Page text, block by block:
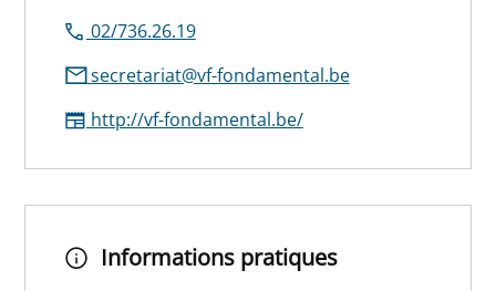
02/736.26.19
secretariat@vf-fondamental.be
http://vf-fondamental.be/
Informations pratiques